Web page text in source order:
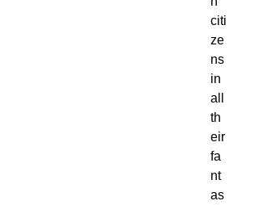
citi
ze
ns
in
all
th
eir
fa
nt
as